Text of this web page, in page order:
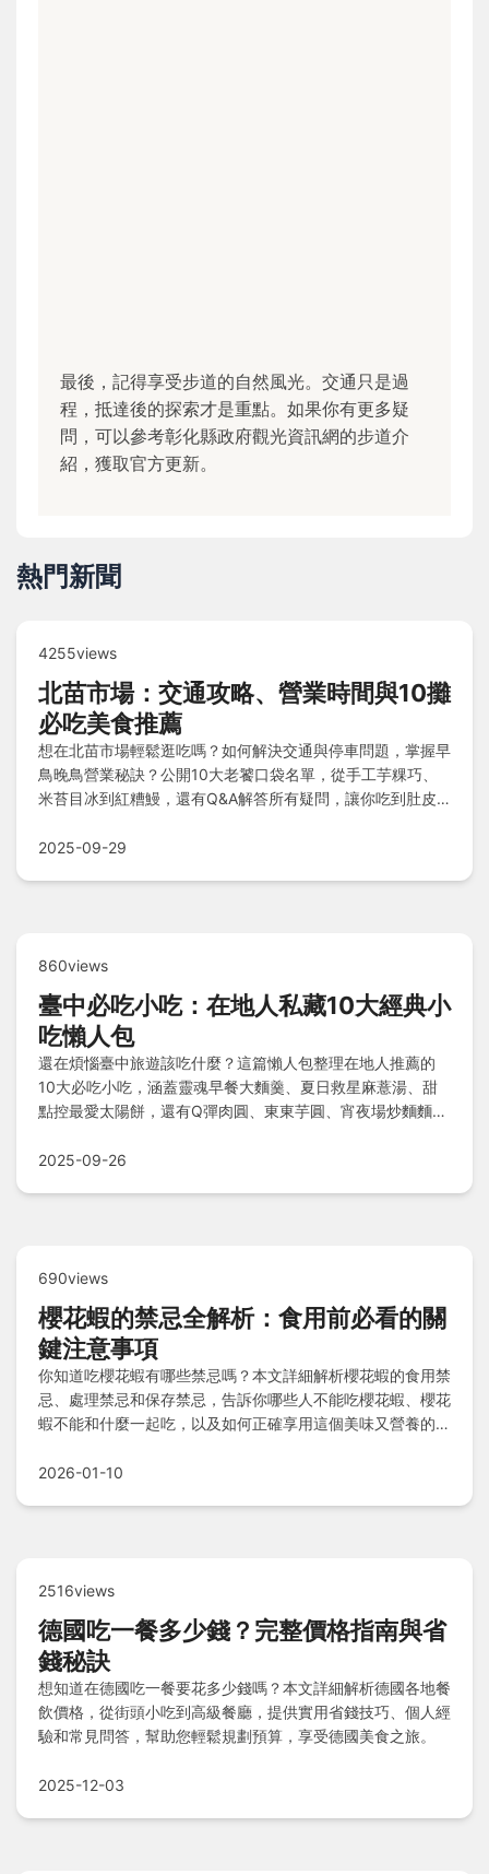
最後，記得享受步道的自然風光。交通只是過
程，抵達後的探索才是重點。如果你有更多疑
問，可以參考彰化縣政府觀光資訊網的步道介
紹，獲取官方更新。
熱門新聞
4255views
北苗市場：交通攻略、營業時間與10攤
必吃美食推薦
想在北苗市場輕鬆逛吃嗎？如何解決交通與停車問題，掌握早
鳥晚鳥營業秘訣？公開10大老饕口袋名單，從手工芋粿巧、
米苔目冰到紅糟鰻，還有Q&A解答所有疑問，讓你吃到肚皮
2025-09-29
860views
臺中必吃小吃：在地人私藏10大經典小
吃懶人包
還在煩惱臺中旅遊該吃什麼？這篇懶人包整理在地人推薦的
10大必吃小吃，涵蓋靈魂早餐大麵羹、夏日救星麻薏湯、甜
點控最愛太陽餅，還有Q彈肉圓、東東芋圓、宵夜場炒麵麵包
暖心香菇肉羹，附Q&A快問快答，輕鬆攻略臺中美食地圖！
2025-09-26
690views
櫻花蝦的禁忌全解析：食用前必看的關
鍵注意事項
你知道吃櫻花蝦有哪些禁忌嗎？本文詳細解析櫻花蝦的食用禁
忌、處理禁忌和保存禁忌，告訴你哪些人不能吃櫻花蝦、櫻花
蝦不能和什麼一起吃，以及如何正確享用這個美味又營養的海
2026-01-10
2516views
德國吃一餐多少錢？完整價格指南與省
錢秘訣
想知道在德國吃一餐要花多少錢嗎？本文詳細解析德國各地餐
飲價格，從街頭小吃到高級餐廳，提供實用省錢技巧、個人經
驗和常見問答，幫助您輕鬆規劃預算，享受德國美食之旅。
2025-12-03